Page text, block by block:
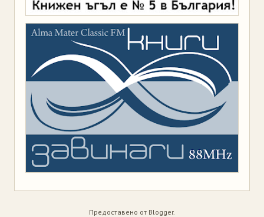
Предоставено от Blogger.